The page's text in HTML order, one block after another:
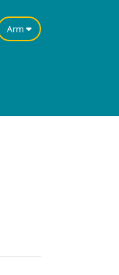
Arm